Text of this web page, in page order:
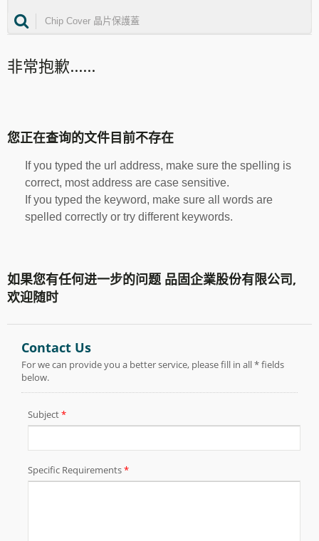
非常抱歉......
您正在查询的文件目前不存在
If you typed the url address, make sure the spelling is
correct, most address are case sensitive.
If you typed the keyword, make sure all words are
spelled correctly or try different keywords.
如果您有任何进一步的问题 品固企業股份有限公司,
欢迎随时